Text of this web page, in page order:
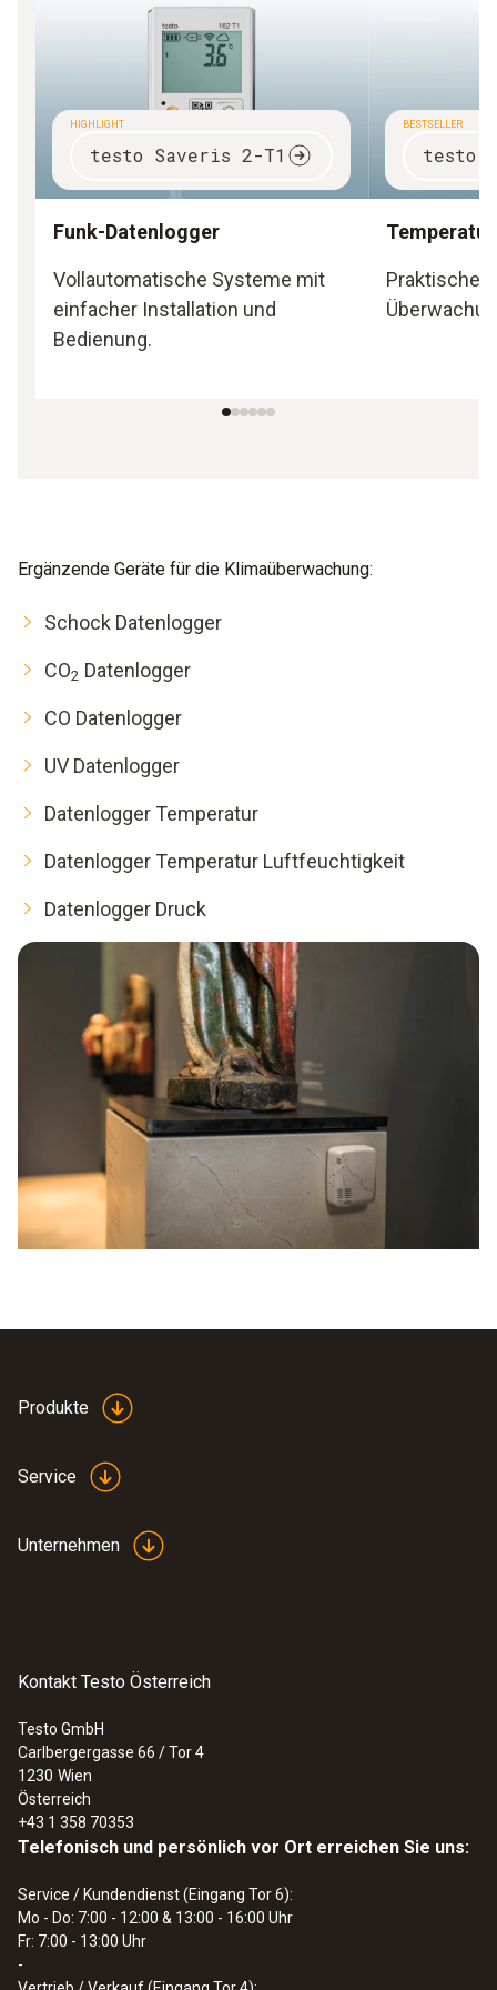
HIGHLIGHT
testo Saveris 2-T1
Funk-Datenlogger
Vollautomatische Systeme mit
einfacher Installation und
Bedienung.
BESTSELLER
testo
Praktische
Ergänzende Geräte für die Klimaüberwachung:
Schock Datenlogger
CO2 Datenlogger
CO Datenlogger
UV Datenlogger
Datenlogger Temperatur
Datenlogger Temperatur Luftfeuchtigkeit
Datenlogger Druck
Produkte
Service
Unternehmen
Kontakt Testo Österreich
Testo GmbH
Carlbergergasse 66 / Tor 4
1230 Wien
Österreich
+43 1 358 70353
Telefonisch und persönlich vor Ort erreichen Sie uns:
Service / Kundendienst (Eingang Tor 6):
Mo - Do: 7:00 - 12:00 & 13:00 - 16:00 Uhr
Fr: 7:00 - 13:00 Uhr
-